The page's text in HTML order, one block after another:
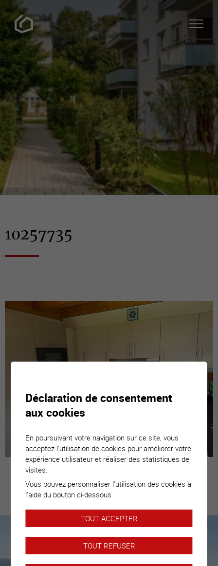
10257735
Estimez votre
bien
Nous sommes là pour vous
Déclaration de consentement
aux cookies
En poursuivant votre navigation sur ce site, vous
acceptez l'utilisation de cookies pour améliorer votre
expérience utilisateur et réaliser des statistiques de
visites.
Vous pouvez personnaliser l'utilisation des cookies à
l'aide du bouton ci-dessous.
TOUT ACCEPTER
TOUT REFUSER